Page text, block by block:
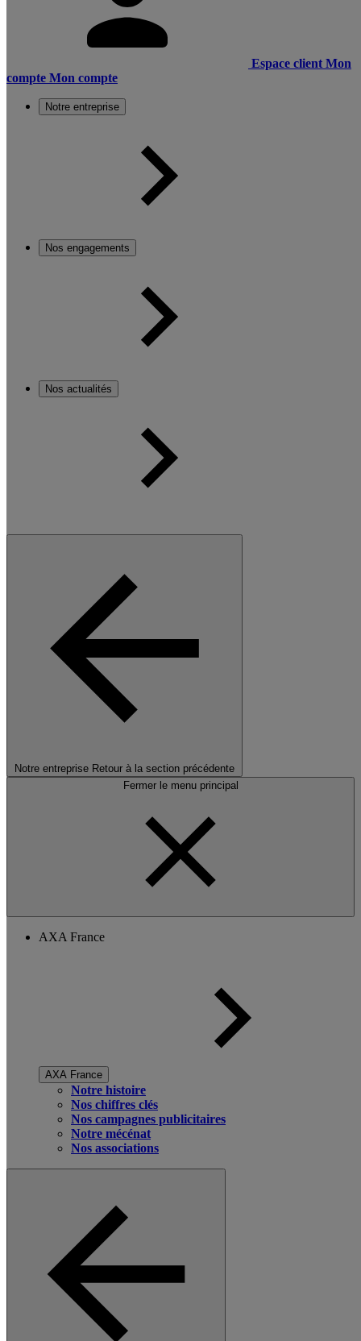
Espace client Mon
compte Mon compte
Notre entreprise
Nos engagements
Nos actualités
Notre entreprise Retour à la section précédente
Fermer le menu principal
AXA France
AXA France
Notre histoire
Nos chiffres clés
Nos campagnes publicitaires
Notre mécénat
Nos associations